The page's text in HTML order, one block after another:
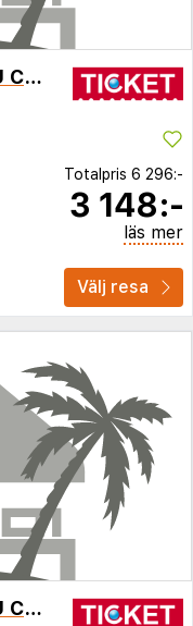
115 The Strand Hotel by NEU Collective
Totalpris 6 296:-
3 148:-
läs mer
Välj resa
115 The Strand Hotel by NEU Collective